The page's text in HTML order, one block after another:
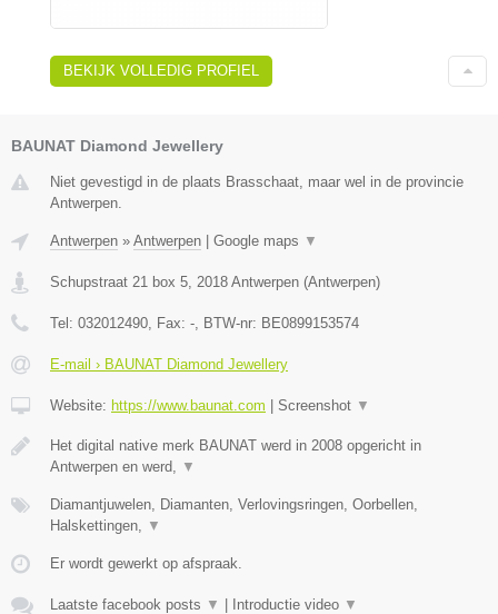
BEKIJK VOLLEDIG PROFIEL
BAUNAT Diamond Jewellery
Niet gevestigd in de plaats Brasschaat, maar wel in de provincie
Antwerpen.
Antwerpen » Antwerpen Google maps ▼
Schupstraat 21 box 5, 2018 Antwerpen (Antwerpen)
Tel: 032012490, Fax: -, BTW-nr: BE0899153574
E-mail › BAUNAT Diamond Jewellery
Website: https://www.baunat.com Screenshot ▼
Het digital native merk BAUNAT werd in 2008 opgericht in
Antwerpen en werd, ▼
Diamantjuwelen, Diamanten, Verlovingsringen, Oorbellen,
Halskettingen, ▼
Er wordt gewerkt op afspraak.
Laatste facebook posts ▼ Introductie video ▼